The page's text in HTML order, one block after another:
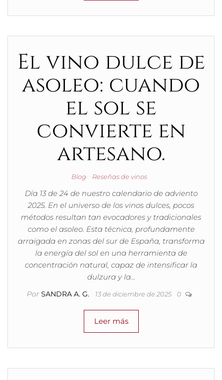
El vino dulce de
asoleo: cuando
el sol se
convierte en
artesano.
Blog Reseñas de vinos
Día 13 de 24 de nuestro calendario de adviento
2025. En el universo de los vinos dulces, pocos
métodos resultan tan evocadores y tradicionales
como el asoleo. Esta técnica, profundamente
arraigada en zonas del sur de España, transforma
la energía del sol en una herramienta de
concentración natural, capaz de intensificar la
dulzura y la…
Por SANDRA A. G. 13 de diciembre de 2025 0
Leer más